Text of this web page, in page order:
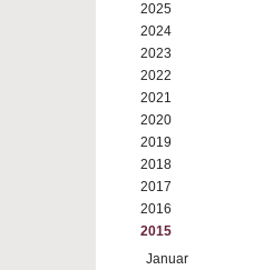
2025
2024
2023
2022
2021
2020
2019
2018
2017
2016
2015
Januar